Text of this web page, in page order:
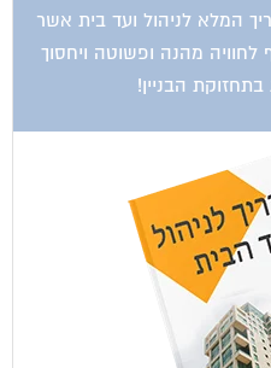
המלא לניהול ועד בית אשר
מהנה ופשוטה ויחסוך
בתחזוקת הבניין!